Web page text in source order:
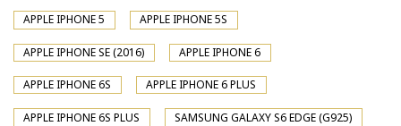
APPLE IPHONE 5 APPLE IPHONE 5S
APPLE IPHONE SE (2016) APPLE IPHONE 6
APPLE IPHONE 6S APPLE IPHONE 6 PLUS
APPLE IPHONE 6S PLUS SAMSUNG GALAXY S6 EDGE (G925)